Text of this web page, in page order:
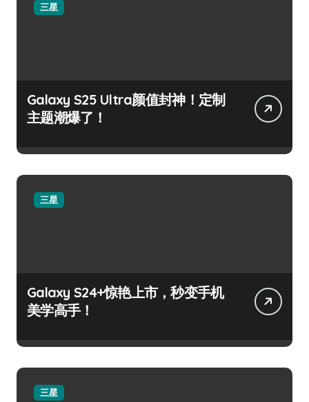
三星
Galaxy S25 Ultra颜值封神！定制
主题潮爆了！
三星
Galaxy S24+惊艳上市，秒变手机
美学高手！
三星